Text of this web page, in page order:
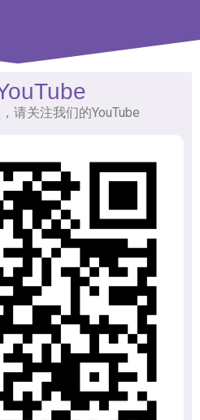
请关注我们的YouTube